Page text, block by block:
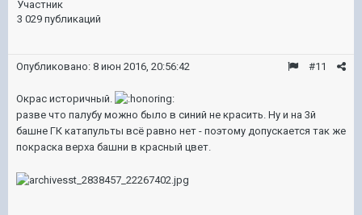
Участник
3 029 публикаций
#11
Опубликовано: 8 июн 2016, 20:56:42
Окрас историчный.
разве что палубу можно было в синий не красить. Ну и на 3й
башне ГК катапульты всё равно нет - поэтому допускается так же
покраска верха башни в красный цвет.